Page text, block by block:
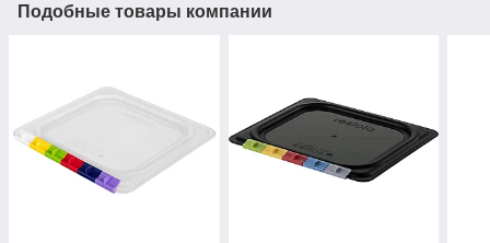
Подобные товары компании